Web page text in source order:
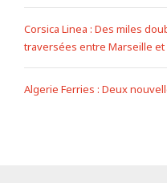
Corsica Linea : Des miles
traversées entre Marseille et
Algerie Ferries : Deux